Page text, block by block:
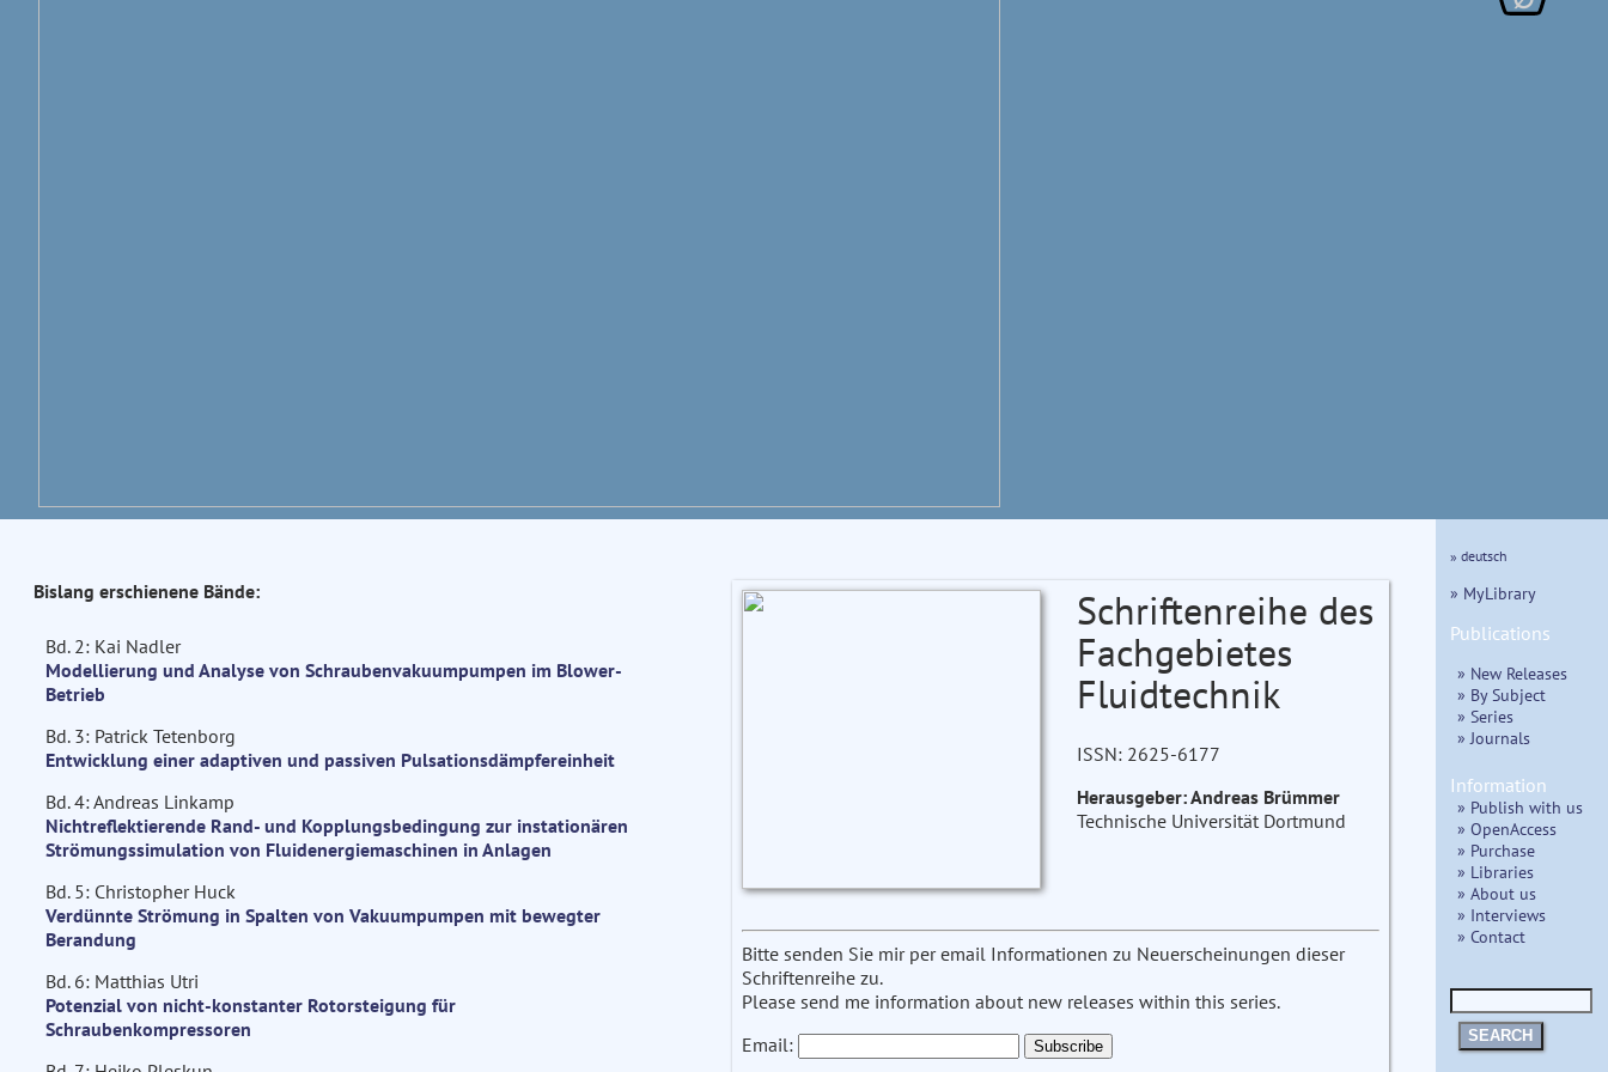
Schriftenreihe des
Fachgebietes
Fluidtechnik
ISSN: 2625-6177
Herausgeber: Andreas Brümmer
Technische Universität Dortmund
Bitte senden Sie mir per email Informationen zu Neuerscheinungen dieser
Schriftenreihe zu.
Please send me information about new releases within this series.
Email:
Bislang erschienene Bände:
Bd. 2: Kai Nadler
Modellierung und Analyse von Schraubenvakuumpumpen im Blower-
Betrieb
Bd. 3: Patrick Tetenborg
Entwicklung einer adaptiven und passiven Pulsationsdämpfereinheit
Bd. 4: Andreas Linkamp
Nichtreflektierende Rand- und Kopplungsbedingung zur instationären
Strömungssimulation von Fluidenergiemaschinen in Anlagen
Bd. 5: Christopher Huck
Verdünnte Strömung in Spalten von Vakuumpumpen mit bewegter
Berandung
Bd. 6: Matthias Utri
Potenzial von nicht-konstanter Rotorsteigung für
Schraubenkompressoren
» deutsch
» MyLibrary
Publications
» New Releases
» By Subject
» Series
» Journals
Information
» Publish with us
» OpenAccess
» Purchase
» Libraries
» About us
» Interviews
» Contact
SEARCH